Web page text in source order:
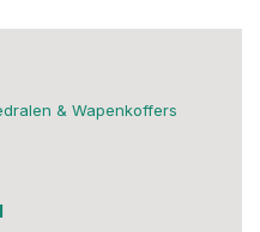
& Wapenkoffers